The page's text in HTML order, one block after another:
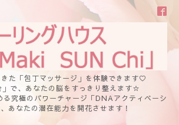
た「包丁マッサージ」を体験できます♡
」で、あなたの脳をすっきり整えます☆
る究極のパワーチャージ「DNAアクティベーシ
あなたの潜在能力を開花させます！